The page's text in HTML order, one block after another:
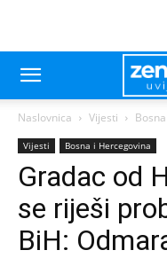
Naslovnica Vijesti
Vijesti Bosna i Hercegovina
Gradac od
se riješi
BiH: